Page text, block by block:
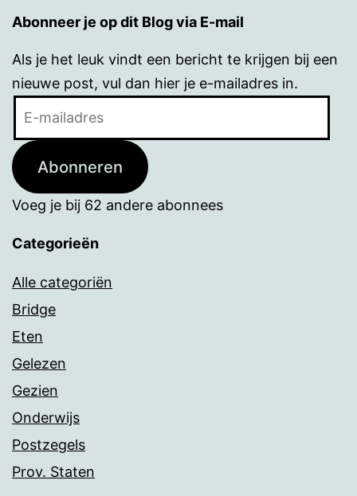
Abonneer je op dit Blog via E-mail
Als je het leuk vindt een bericht te krijgen bij een
nieuwe post, vul dan hier je e-mailadres in.
Abonneren
Voeg je bij 62 andere abonnees
Categorieën
Alle categoriën
Bridge
Eten
Gelezen
Gezien
Onderwijs
Postzegels
Prov. Staten